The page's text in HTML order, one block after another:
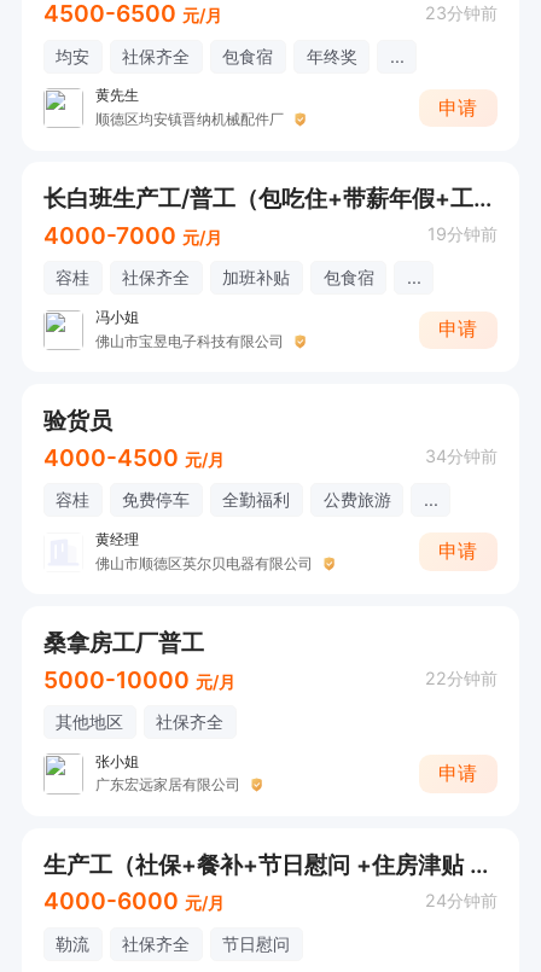
4500-6500 元/月 23分钟前
均安 社保齐全 包食宿 年终奖 ...
黄先生
顺德区均安镇晋纳机械配件厂
申请
长白班生产工/普工（包吃住+带薪年假+工作简单+空调车间）
4000-7000 元/月 19分钟前
容桂 社保齐全 加班补贴 包食宿 ...
冯小姐
佛山市宝昱电子科技有限公司
申请
验货员
4000-4500 元/月 34分钟前
容桂 免费停车 全勤福利 公费旅游 ...
黄经理
佛山市顺德区英尔贝电器有限公司
申请
桑拿房工厂普工
5000-10000 元/月 22分钟前
其他地区 社保齐全
张小姐
广东宏远家居有限公司
申请
生产工（社保+餐补+节日慰问 +住房津贴 +工龄奖））
4000-6000 元/月 24分钟前
勒流 社保齐全 节日慰问